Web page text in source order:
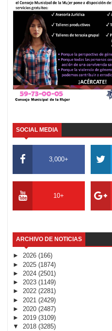
SOCIAL MEDIA
3,000+
10+
ARCHIVO DE NOTICIAS
► 2026 (166)
► 2025 (1874)
► 2024 (2501)
► 2023 (1149)
► 2022 (2281)
► 2021 (2429)
► 2020 (2487)
► 2019 (3109)
▼ 2018 (3285)